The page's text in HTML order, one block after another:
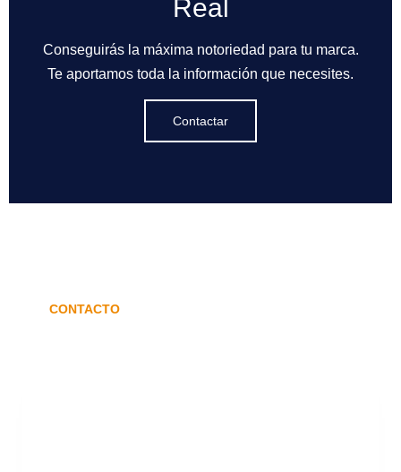
Real
Conseguirás la máxima notoriedad para tu marca.
Te aportamos toda la información que necesites.
Contactar
CONTACTO